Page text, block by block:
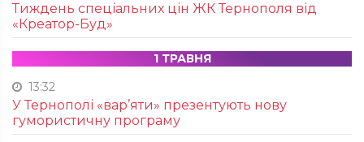
Тиждень спеціальних цін ЖК Тернополя від
«Креатор-Буд»
1 ТРАВНЯ
13:32
У Тернополі «вар’яти» презентують нову
гумористичну програму